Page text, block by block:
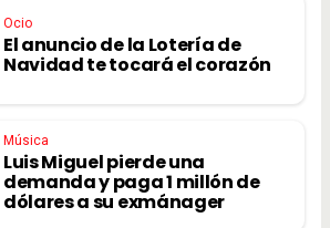
Ocio
El anuncio de la Lotería de
Navidad te tocará el corazón
Música
Luis Miguel pierde una
demanda y paga 1 millón de
dólares a su exmánager